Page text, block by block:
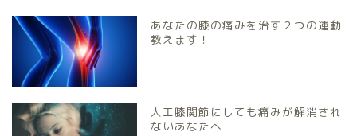
あなたの膝の痛みを治す２つの運動
教えます！
人工膝関節にしても痛みが解消され
ないあなたへ